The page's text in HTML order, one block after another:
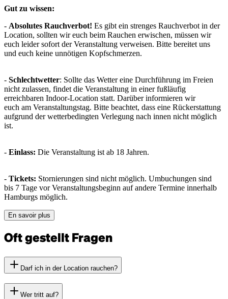
Gut zu wissen:
- Absolutes Rauchverbot! Es gibt ein strenges Rauchverbot in der
Location, sollten wir euch beim Rauchen erwischen, müssen wir
euch leider sofort der Veranstaltung verweisen. Bitte bereitet uns
und euch keine unnötigen Kopfschmerzen.
- Schlechtwetter: Sollte das Wetter eine Durchführung im Freien
nicht zulassen, findet die Veranstaltung in einer fußläufig
erreichbaren Indoor-Location statt. Darüber informieren wir
euch am Veranstaltungstag. Bitte beachtet, dass eine Rückerstattung
aufgrund der wetterbedingten Verlegung nach innen nicht möglich
ist.
- Einlass: Die Veranstaltung ist ab 18 Jahren.
- Tickets: Stornierungen sind nicht möglich. Umbuchungen sind
bis 7 Tage vor Veranstaltungsbeginn auf andere Termine innerhalb
Hamburgs möglich.
En savoir plus
Oft gestellt Fragen
Darf ich in der Location rauchen?
Wer tritt auf?